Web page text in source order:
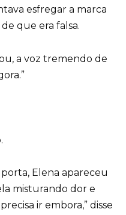
esfregar a marca
que era falsa.
a voz tremendo de
Elena apareceu
misturando dor e
ir embora,” disse